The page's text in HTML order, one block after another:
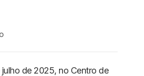
julho de 2025, no Centro de